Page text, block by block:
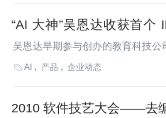
“AI 大神”吴恩达收获首个
大涨 36.36%
吴恩达早期参与创办的教育科技公
涨 36.36%。
AI 产品 企业动态
2010 软件技艺大会——去